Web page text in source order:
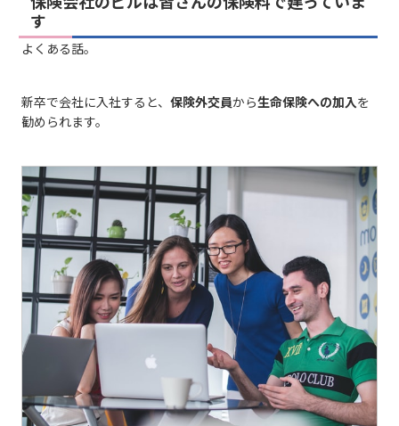
す
よくある話。
新卒で会社に入社すると、 保険外交員から生命保険への加入を
勧められます。